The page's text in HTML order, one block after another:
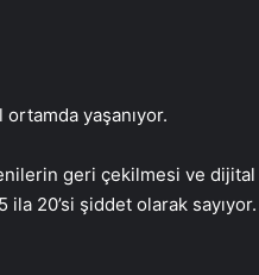
yaşanıyor.
geri çekilmesi ve dijital
ila 20’si şiddet olarak sayıyor.